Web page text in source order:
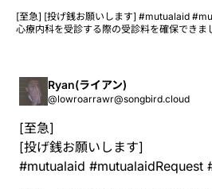
[至急] [投げ銭お願いします] #mutualaid
心療内科を受診する際の受診料を確保できま
https://www.paypal.me/Ryanwije Ko-Fi https://ko-fi.com/lowroarrawr
Note https://note.com/rawrisrealbro/n/nf91717ebdd39
Ryan(ライアン)
@lowroarrawr@songbird.cloud
[至急]
[投げ銭お願いします]
#mutualaid #mutualaidRequest